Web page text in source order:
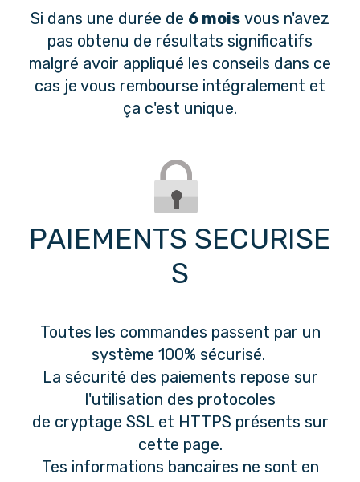
Si dans une durée de 6 mois vous n'avez
pas obtenu de résultats significatifs
malgré avoir appliqué les conseils dans ce
cas je vous rembourse intégralement et
ça c'est unique.
PAIEMENTS SECURISE
S
Toutes les commandes passent par un
système 100% sécurisé.
La sécurité des paiements repose sur
l'utilisation des protocoles
de cryptage SSL et HTTPS présents sur
cette page.
Tes informations bancaires ne sont en